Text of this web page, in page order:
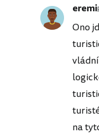
eremi
Ono
na